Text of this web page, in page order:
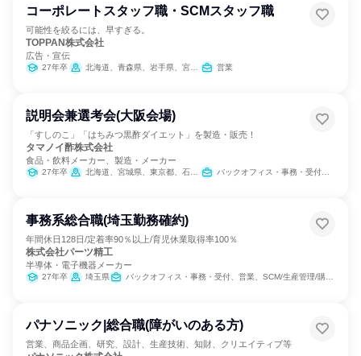
コーポレートスタッフ職・SCMスタッフ職
可能性を絞るには、早すぎる。
TOPPAN株式会社
広告・宣伝
27年卒 北海道、青森県、岩手県、宮城県、秋田県、山形県、福島県、茨城県、栃木県、群馬県、埼玉県、千葉県、東京都、神奈川県、新潟県、富山県、石川県、長野県、静岡県、愛知県、三重県、滋賀県、京都府、大阪府、兵庫県、島根県、岡山県、広島県、山口県、香川県、愛媛県、高知県、福岡県、佐賀県、長崎県、熊本県、大分県、宮崎県、鹿児島県、沖縄県 営業
説明会兼選考会(大阪会場)
「すしのこ」「はちみつ黒酢ダイエット」を製造・販売！
タマノイ酢株式会社
食品・飲料メーカー、製造・メーカー
27年卒 北海道、宮城県、東京都、石川県、愛知県、大阪府、奈良県、広島県、福岡県 バックオフィス・事務・受付、経営/事業企画、営業、製造・生産工程、学術研究、経理/税務/財務、人事、総務、法務/知財、商品企画、マーケティング・広告・宣伝
事務系総合職(埼玉勤務確約)
年間休日128日/定着率90％以上/育児休業取得率100％
株式会社パーツ精工
半導体・電子機器メーカー
27年卒 埼玉県 バックオフィス・事務・受付、営業、SCM/生産管理/購買/物流
パナソニック|総合職(障がいのある方)
営業、商品企画、研究、設計、生産技術、知財、クリエイティブ等